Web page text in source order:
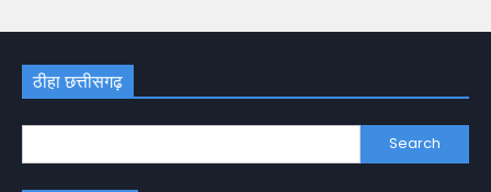
ठीहा छत्तीसगढ़
Search